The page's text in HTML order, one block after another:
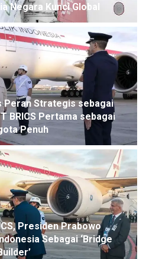
Negara Kunci Global
Peran Strategis sebagai
BRICS Pertama sebagai
Penuh
Presiden Prabowo
Sebagai ‘Bridge